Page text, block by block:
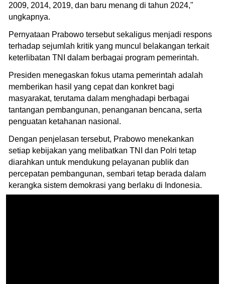
2009, 2014, 2019, dan baru menang di tahun 2024,"
ungkapnya.
Pernyataan Prabowo tersebut sekaligus menjadi respons
terhadap sejumlah kritik yang muncul belakangan terkait
keterlibatan TNI dalam berbagai program pemerintah.
Presiden menegaskan fokus utama pemerintah adalah
memberikan hasil yang cepat dan konkret bagi
masyarakat, terutama dalam menghadapi berbagai
tantangan pembangunan, penanganan bencana, serta
penguatan ketahanan nasional.
Dengan penjelasan tersebut, Prabowo menekankan
setiap kebijakan yang melibatkan TNI dan Polri tetap
diarahkan untuk mendukung pelayanan publik dan
percepatan pembangunan, sembari tetap berada dalam
kerangka sistem demokrasi yang berlaku di Indonesia.